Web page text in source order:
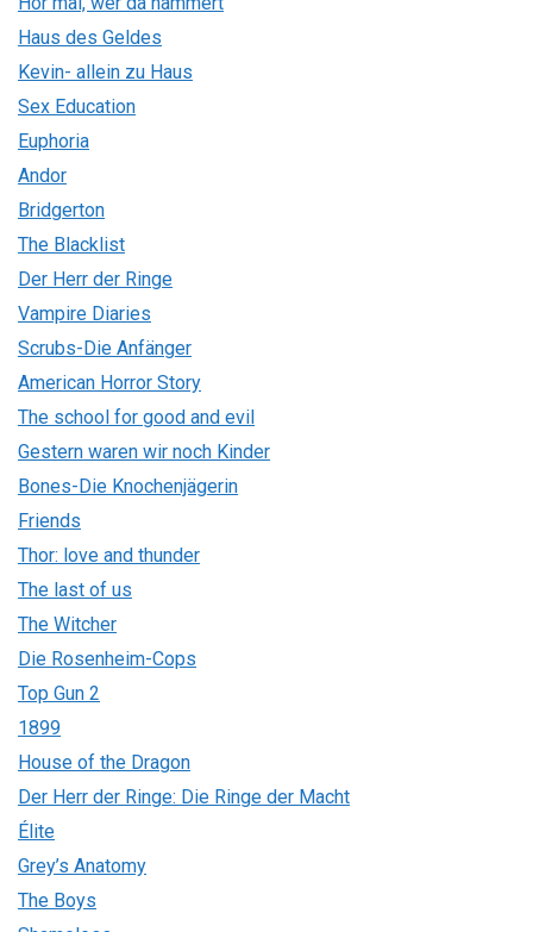
Haus des Geldes
Kevin- allein zu Haus
Sex Education
Euphoria
Andor
Bridgerton
The Blacklist
Der Herr der Ringe
Vampire Diaries
Scrubs-Die Anfänger
American Horror Story
The school for good and evil
Gestern waren wir noch Kinder
Bones-Die Knochenjägerin
Friends
Thor: love and thunder
The last of us
The Witcher
Die Rosenheim-Cops
Top Gun 2
1899
House of the Dragon
Der Herr der Ringe: Die Ringe der Macht
Élite
Grey’s Anatomy
The Boys